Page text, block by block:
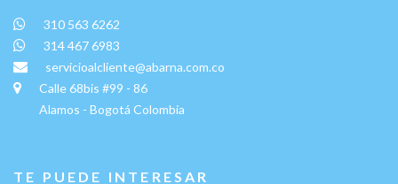
310 563 6262
314 467 6983
servicioalcliente@abarna.com.co
Calle 68bis #99 - 86
Alamos - Bogotá Colombia
TE PUEDE INTERESAR